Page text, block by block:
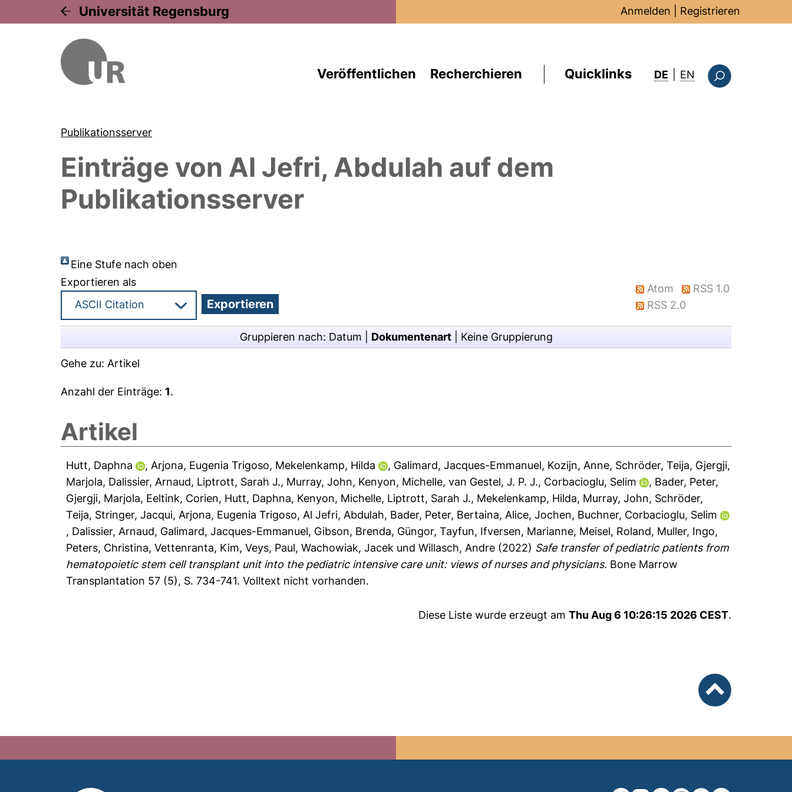
Universität Regensburg Anmelden Registrieren
Veröffentlichen Recherchieren Quicklinks DE EN : this page in
Publikationsserver
Einträge von Al Jefri, Abdulah auf dem
Publikationsserver
Eine Stufe nach oben
Exportieren als
Atom
RSS 1.0
RSS 2.0
Gruppieren nach: Datum Dokumentenart| Keine Gruppierung
Gehe zu: Artikel
Anzahl der Einträge:1.
Artikel
Hutt, Daphna , Arjona, Eugenia Trigoso, Mekelenkamp, Hilda , Galimard, Jacques-Emmanuel, Kozijn, Anne, Schröder, Teija, Gjergji,
Marjola, Dalissier, Arnaud, Liptrott, Sarah J., Murray, John, Kenyon, Michelle,van Gestel, J. P. J., Corbacioglu, Selim , Bader, Peter,
Gjergji, Marjola, Eeltink, Corien, Hutt, Daphna, Kenyon, Michelle, Liptrott, Sarah J., Mekelenkamp, Hilda, Murray, John, Schröder,
Teija, Stringer, Jacqui, Arjona, Eugenia Trigoso, Al Jefri, Abdulah, Bader, Peter, Bertaina, Alice,Jochen, Buchner, Corbacioglu, Selim
, Dalissier, Arnaud, Galimard, Jacques-Emmanuel, Gibson, Brenda, Güngor, Tayfun, Ifversen, Marianne, Meisel, Roland, Muller, Ingo,
Peters, Christina,Vettenranta, Kim,Veys, Paul,Wachowiak, Jacek undWillasch, Andre (2022) Safe transfer of pediatric patients from
hematopoietic stem cell transplant unit into the pediatric intensive care unit: views of nurses and physicians. Bone Marrow
Transplantation 57 (5), S. 734-741.Volltext nicht vorhanden.
Diese Liste wurde erzeugt am Thu Aug 6 10:26:15 2026 CEST.